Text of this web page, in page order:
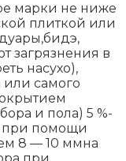
марки не ниже
плиткой или
загрязнения в
насухо),
самого
и пола) 5 %-
при помощи
8 — 10 ммна